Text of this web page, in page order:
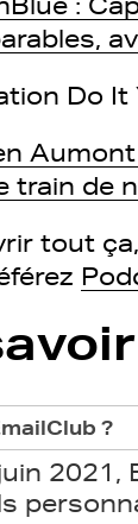
Do It
train de
tout
?
2021,